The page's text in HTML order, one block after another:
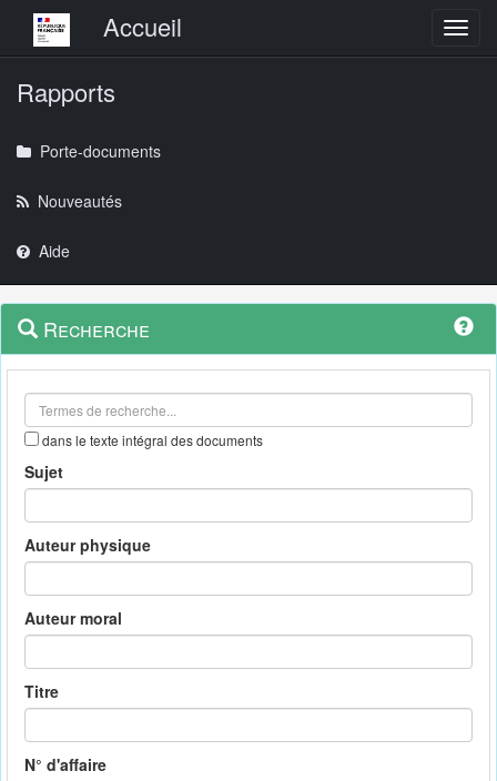
Menu principalAccueil
Rapports
Porte-documents
Nouveautés
Aide
Navigation
outils
Menu
contextuel
Recherche
dans le texte intégral des documents
Sujet
Auteur physique
Auteur moral
Titre
N° d'affaire